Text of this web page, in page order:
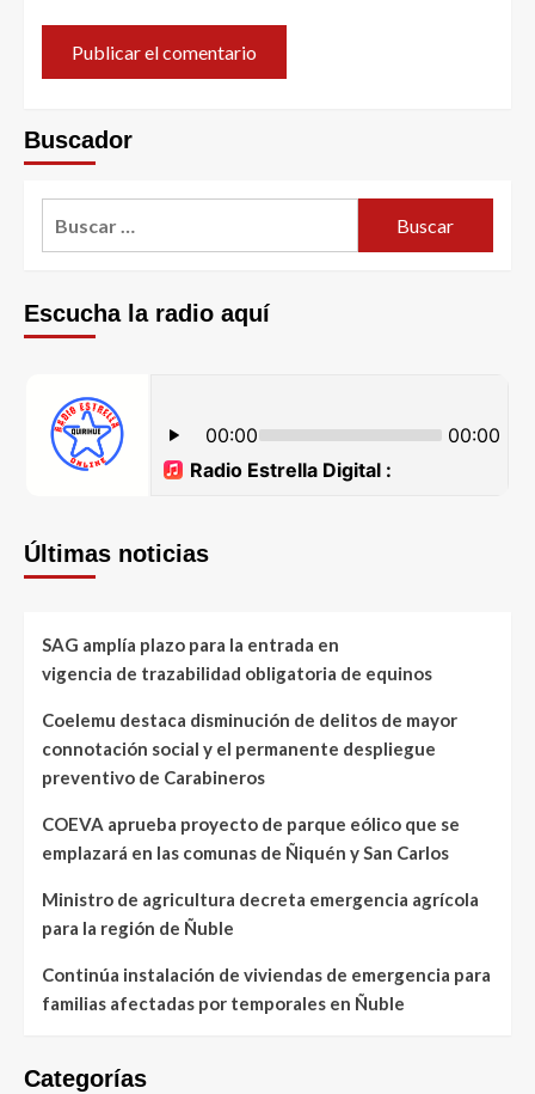
Buscador
Escucha la radio aquí
Últimas noticias
SAG amplía plazo para la entrada en
vigencia de trazabilidad obligatoria de equinos
Coelemu destaca disminución de delitos de mayor
connotación social y el permanente despliegue
preventivo de Carabineros
COEVA aprueba proyecto de parque eólico que se
emplazará en las comunas de Ñiquén y San Carlos
Ministro de agricultura decreta emergencia agrícola
para la región de Ñuble
Continúa instalación de viviendas de emergencia para
familias afectadas por temporales en Ñuble
Categorías